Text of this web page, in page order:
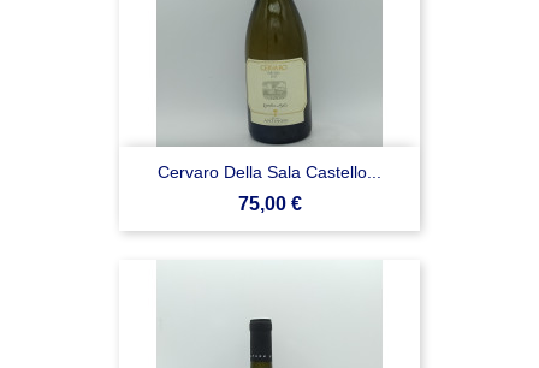
Cervaro Della Sala Castello...
Prezzo
75,00 €